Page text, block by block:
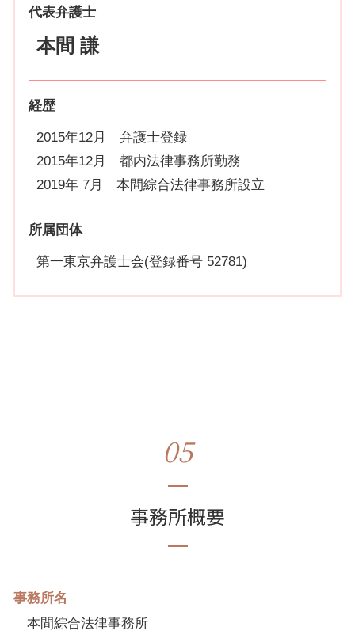
代表弁護士
本間 謙
経歴
2015年12月 弁護士登録
2015年12月 都内法律事務所勤務
2019年 7月 本間綜合法律事務所設立
所属団体
第一東京弁護士会(登録番号 52781)
05
事務所概要
事務所名
本間綜合法律事務所